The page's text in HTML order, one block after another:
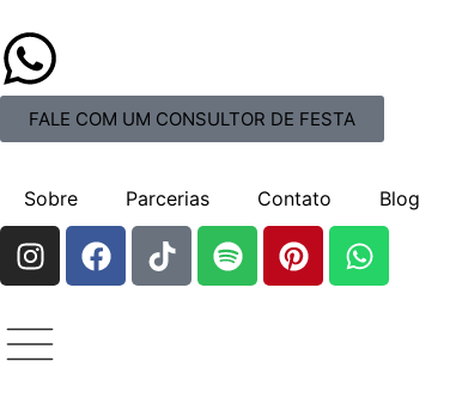
FALE COM UM CONSULTOR DE FESTA
Sobre Parcerias Contato Blog